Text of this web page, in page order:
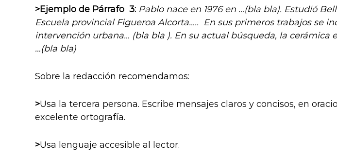
>Ejemplo de Párrafo 3: Pablo nace en 1976 en …(bla bla). Estudió
Escuela provincial Figueroa Alcorta….. En sus primeros trabajos se
intervención urbana… (bla bla ). En su actual búsqueda, la cerámica
…(bla bla)
Sobre la redacción recomendamos:
>Usa la tercera persona. Escribe mensajes claros y concisos, en
excelente ortografía.
>Usa lenguaje accesible al lector.